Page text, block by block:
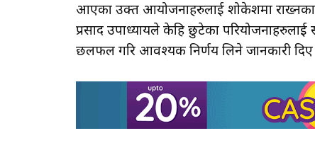
आएका उक्त आयोजनाहरुलाई शोकेशमा राख्नका
प्रसाद उपाध्यायले केहि छुटेका
छलफल गरि आवश्यक निर्णय लिने जानकारी दिए